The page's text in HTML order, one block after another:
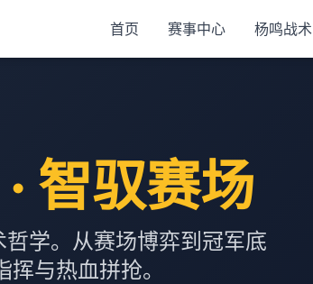
首页 赛事中心 杨鸣战术
· 智驭赛场
学。从赛场博弈到冠军底
与热血拼抢。